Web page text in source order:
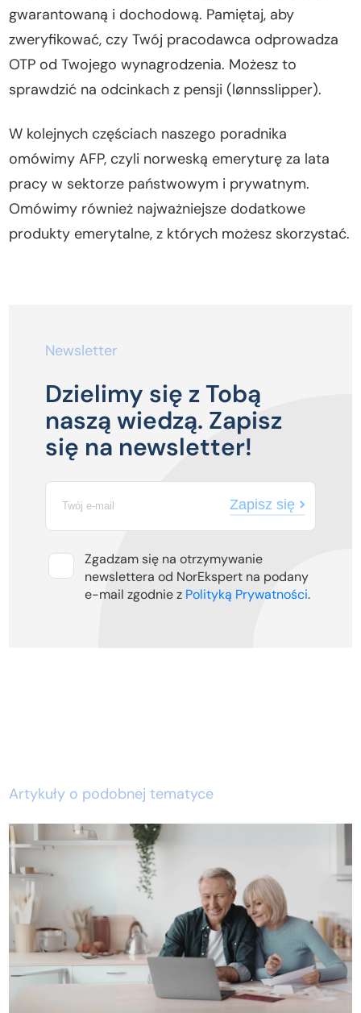
gwarantowaną i dochodową. Pamiętaj, aby
zweryfikować, czy Twój pracodawca odprowadza
OTP od Twojego wynagrodzenia. Możesz to
sprawdzić na odcinkach z pensji (lønnsslipper).
W kolejnych częściach naszego poradnika
omówimy AFP, czyli norweską emeryturę za lata
pracy w sektorze państwowym i prywatnym.
Omówimy również najważniejsze dodatkowe
produkty emerytalne, z których możesz skorzystać.
Newsletter
Dzielimy się z Tobą
naszą wiedzą. Zapisz
się na newsletter!
Zgadzam się na otrzymywanie
newslettera od NorEkspert na podany
e-mail zgodnie z Polityką Prywatności.
Zapisz się
Artykuły o podobnej tematyce